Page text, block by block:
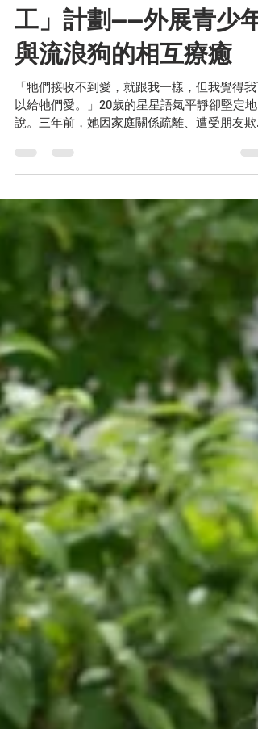
「天展浪浪及動物義
工」計劃——外展青少年
「牠們接收不到愛，就跟我一樣，但我覺得我
說。三年前，她因家庭關係疏離、遭受朋友欺
凌，對人失去信任。如今，她成為「天展浪浪
動物義工」計劃的核心成員，不僅帶領其他年
人照顧流浪狗，更在過程中重建對人的信任。